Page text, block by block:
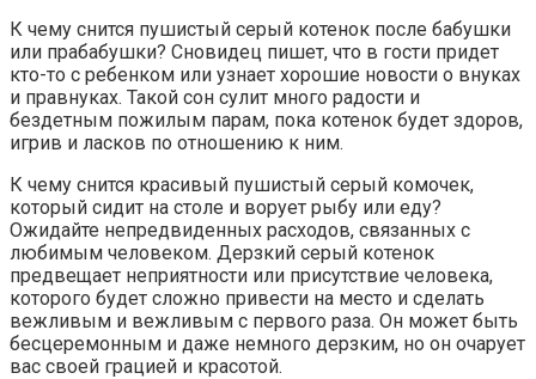
К чему снится пушистый серый котенок после бабушки
или прабабушки? Сновидец пишет, что в гости придет
кто-то с ребенком или узнает хорошие новости о внуках
и правнуках. Такой сон сулит много радости и
бездетным пожилым парам, пока котенок будет здоров,
игрив и ласков по отношению к ним.
К чему снится красивый пушистый серый комочек,
который сидит на столе и ворует рыбу или еду?
Ожидайте непредвиденных расходов, связанных с
любимым человеком. Дерзкий серый котенок
предвещает неприятности или присутствие человека,
которого будет сложно привести на место и сделать
вежливым и вежливым с первого раза. Он может быть
бесцеремонным и даже немного дерзким, но он очарует
вас своей грацией и красотой.